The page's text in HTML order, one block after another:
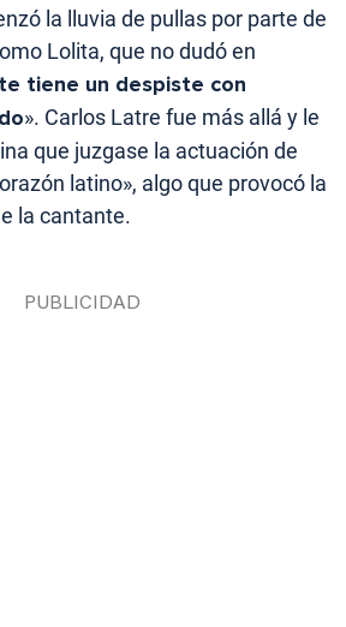
la lluvia de pullas por parte de
Lolita, que no dudó en
tiene un despiste con
». Carlos Latre fue más allá y le
que juzgase la actuación de
latino», algo que provocó la
la cantante.